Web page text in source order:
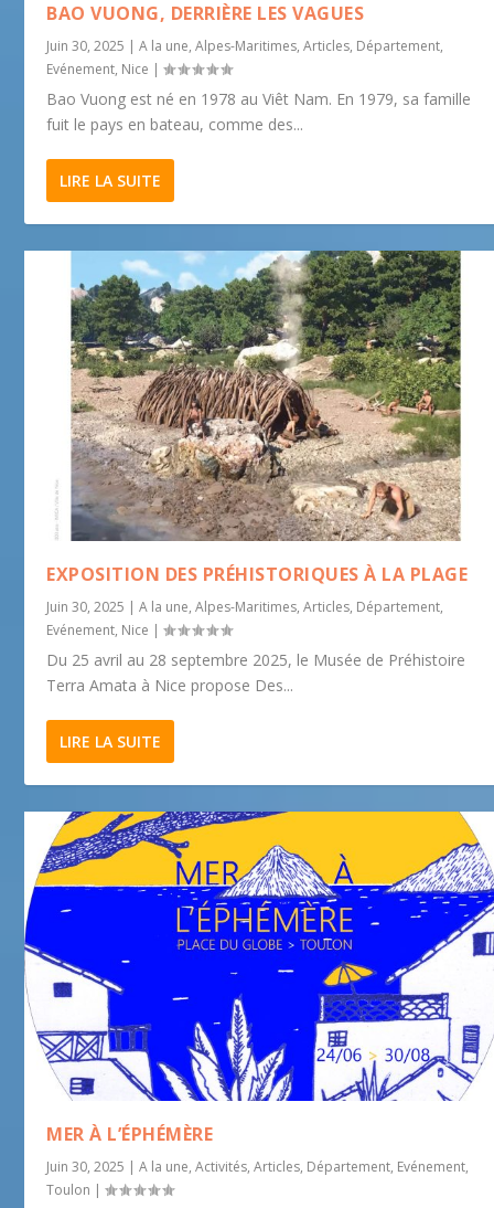
BAO VUONG, DERRIÈRE LES VAGUES
Juin 30, 2025 |A la une,Alpes-Maritimes,Articles, Département,
Evénement, Nice |
Bao Vuong est né en 1978 au Viêt Nam. En 1979, sa famille
fuit le pays en bateau, comme des...
LIRE LA SUITE
EXPOSITION DES PRÉHISTORIQUES À LA PLAGE
Juin 30, 2025 |A la une,Alpes-Maritimes,Articles, Département,
Evénement, Nice |
Du 25 avril au 28 septembre 2025, le Musée de Préhistoire
Terra Amata à Nice propose Des...
LIRE LA SUITE
MER À L’ÉPHÉMÈRE
Juin 30, 2025 |A la une,Activités,Articles, Département, Evénement,
Toulon |